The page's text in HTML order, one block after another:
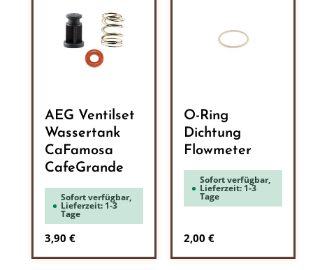
AEG Ventilset
Wassertank
CaFamosa
CafeGrande
Sofort verfügbar,
Lieferzeit: 1-3
Tage
Regulärer Preis:
3,90 €
O-Ring
Dichtung
Flowmeter
Sofort verfügbar,
Lieferzeit: 1-3
Tage
Regulärer Preis:
2,00 €